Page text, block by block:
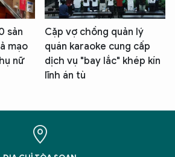
sản
mạo
nữ
Cặp vợ chồng quản lý
quán karaoke cung cấp
dịch vụ "bay lắc" khép kín
lĩnh án tù